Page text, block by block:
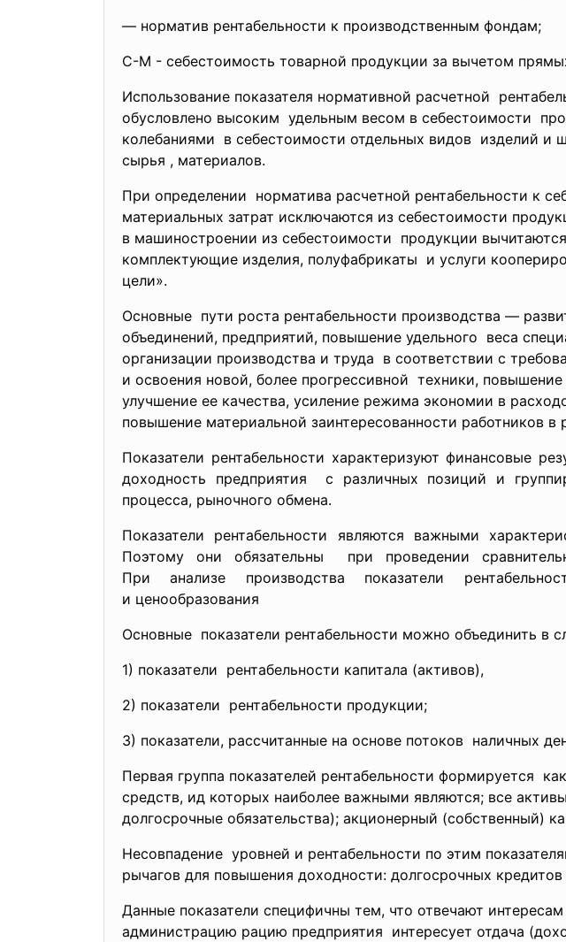
— норматив рентабельности к производственным фондам;
С-М - себестоимость товарной продукции за вычетом
Использование показателя нормативной расчетной
обусловлено высоким удельным весом в себестоимости
колебаниями в себестоимости отдельных видов изделий и
сырья , материалов.
При определении норматива расчетной рентабельности к
материальных затрат исключаются из себестоимости
в машиностроении из себестоимости продукции
комплектующие изделия, полуфабрикаты и услуги
цели».
Основные пути роста рентабельности производства —
объединений, предприятий, повышение удельного веса
организации производства и труда в соответствии с
и освоения новой, более прогрессивной техники,
улучшение ее качества, усиление режима экономии в
повышение материальной заинтересованности работников в
Показатели рентабельности характеризуют финансовые
доходность предприятия с различных позиций и
процесса, рыночного обмена.
Показатели рентабельности являются важными
Поэтому они обязательны при проведении
При анализе производства показатели
и ценообразования
Основные показатели рентабельности можно объединить в
1) показатели рентабельности капитала (активов),
2) показатели рентабельности продукции;
3) показатели, рассчитанные на основе потоков наличных
Первая группа показателей рентабельности формируется
средств, ид которых наиболее важными являются; все
долгосрочные обязательства); акционерный (собственный)
Несовпадение уровней и рентабельности по этим
рычагов для повышения доходности: долгосрочных
Данные показатели специфичны тем, что отвечают
администрацию рацию предприятия интересует отдача